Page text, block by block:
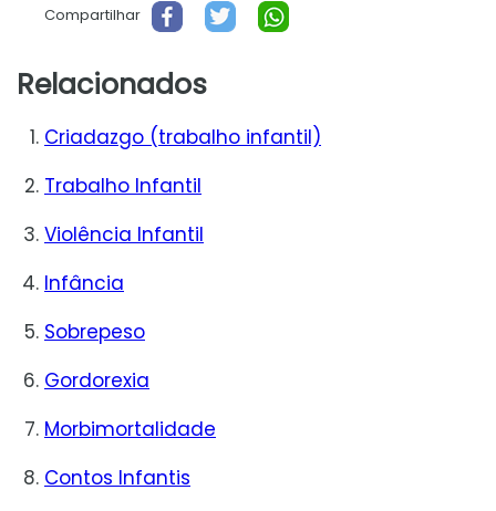
Compartilhar
Relacionados
Criadazgo (trabalho infantil)
Trabalho Infantil
Violência Infantil
Infância
Sobrepeso
Gordorexia
Morbimortalidade
Contos Infantis